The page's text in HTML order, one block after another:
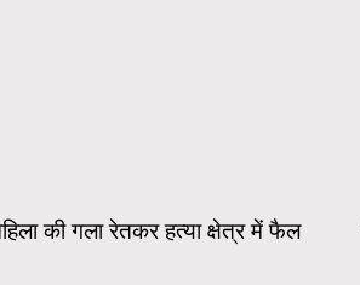
की गला रेतकर हत्या क्षेत्र में फैल